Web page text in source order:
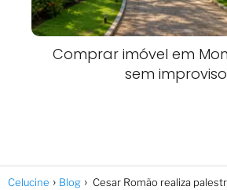
Comprar imóvel em
sem improviso
Celucine Blog
Cesar Romão realiza